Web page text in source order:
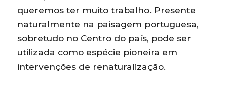
queremos ter muito trabalho. Presente
naturalmente na paisagem portuguesa,
sobretudo no Centro do país, pode ser
utilizada como espécie pioneira em
intervenções de renaturalização.